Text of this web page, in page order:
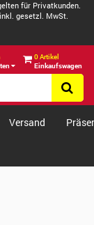
für Privatkunden.
gesetzl. MwSt.
0 Artikel
Einkaufswagen
Versand